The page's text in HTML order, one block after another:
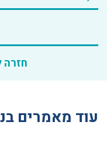
חזרה
עוד מאמרים